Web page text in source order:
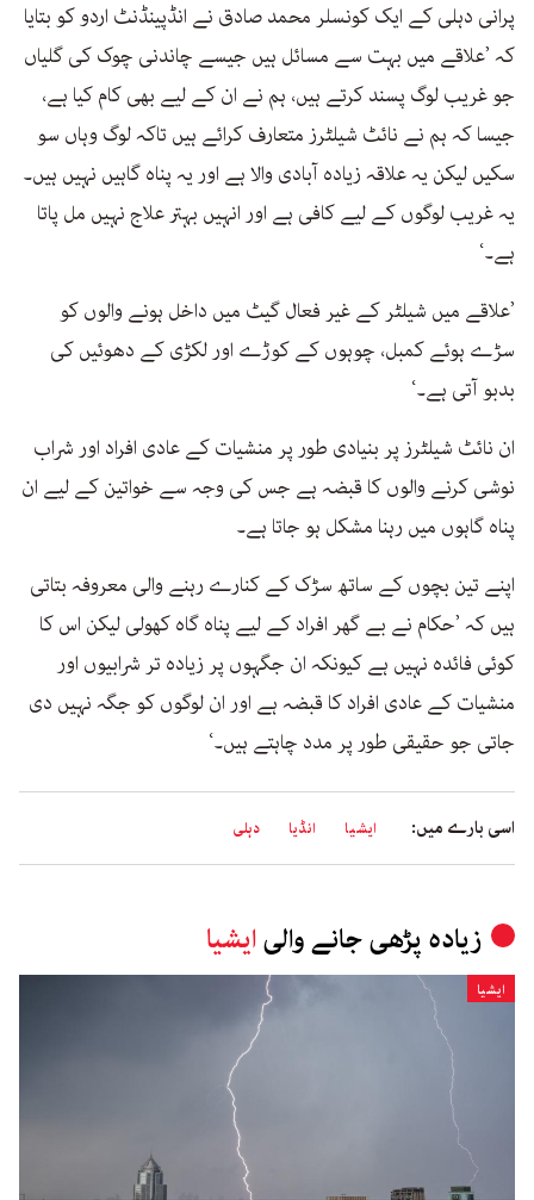
پرانی دہلی کے ایک کونسلر محمد صادق نے انڈپینڈنٹ اردو کو بتایا
کہ ’علاقے میں بہت سے مسائل ہیں جیسے چاندنی چوک کی گلیاں
جو غریب لوگ پسند کرتے ہیں، ہم نے ان کے لیے بھی کام کیا ہے،
جیسا کہ ہم نے نائٹ شیلٹرز متعارف کرائے ہیں تاکہ لوگ وہاں سو
سکیں لیکن یہ علاقہ زیادہ آبادی والا ہے اور یہ پناہ گاہیں نہیں ہیں۔
یہ غریب لوگوں کے لیے کافی ہے اور انہیں بہتر علاج نہیں مل پاتا
ہے۔‘
’علاقے میں شیلٹر کے غیر فعال گیٹ میں داخل ہونے والوں کو
سڑے ہوئے کمبل، چوہوں کے کوڑے اور لکڑی کے دھوئیں کی
بدبو آتی ہے۔‘
ان نائٹ شیلٹرز پر بنیادی طور پر منشیات کے عادی افراد اور شراب
نوشی کرنے والوں کا قبضہ ہے جس کی وجہ سے خواتین کے لیے ان
پناہ گاہوں میں رہنا مشکل ہو جاتا ہے۔
اپنے تین بچوں کے ساتھ سڑک کے کنارے رہنے والی معروفہ بتاتی
ہیں کہ ’حکام نے بے گھر افراد کے لیے پناہ گاہ کھولی لیکن اس کا
کوئی فائدہ نہیں ہے کیونکہ ان جگہوں پر زیادہ تر شرابیوں اور
منشیات کے عادی افراد کا قبضہ ہے اور ان لوگوں کو جگہ نہیں دی
جاتی جو حقیقی طور پر مدد چاہتے ہیں۔‘
اسی بارے میں: ایشیا انڈیا دہلی
زیادہ پڑھی جانے والیایشیا
ایشیا